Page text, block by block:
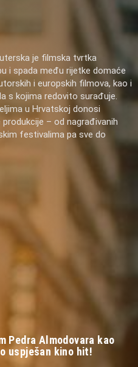
je filmska tvrtka
i spada među rijetke domaće
i europskih filmova, kao i
s kojima redovito surađuje.
u Hrvatskoj donosi
– od nagrađivanih
festivalima pa sve do
Pedra Almodovara kao
uspješan kino hit!